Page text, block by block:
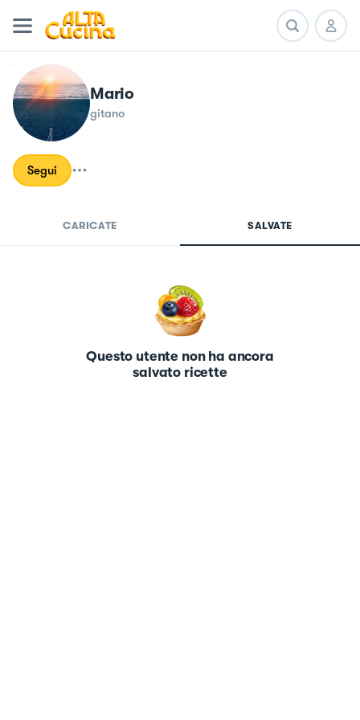
Mario
gitano
Segui
CARICATE SALVATE
Questo utente non ha ancora
salvato ricette